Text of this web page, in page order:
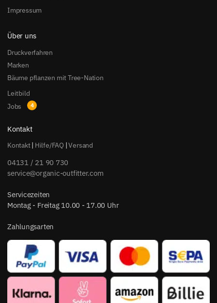
Impressum
Über uns
Druckverfahren
Marken
Bäume pflanzen mit Tree-Nation
Leitbild
Jobs
Kontakt
Kontakt| Hilfe/FAQ |Versand
04131 / 21 90 730
service@organic-outfitter.com
Servicezeiten
Montag - Freitag 10.00 - 17.00 Uhr
Zahlungsarten